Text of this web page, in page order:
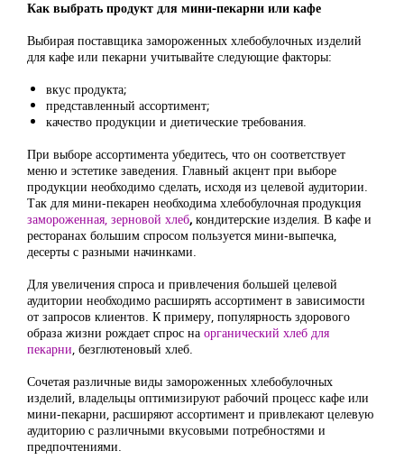
Как выбрать продукт для мини-пекарни или кафе
Выбирая поставщика замороженных хлебобулочных изделий
для кафе или пекарни учитывайте следующие факторы:
вкус продукта;
представленный ассортимент;
качество продукции и диетические требования.
При выборе ассортимента убедитесь, что он соответствует
меню и эстетике заведения. Главный акцент при выборе
продукции необходимо сделать, исходя из целевой аудитории.
Так для мини-пекарен необходима хлебобулочная продукция
замороженная, зерновой хлеб, кондитерские изделия. В кафе и
ресторанах большим спросом пользуется мини-выпечка,
десерты с разными начинками.
Для увеличения спроса и привлечения большей целевой
аудитории необходимо расширять ассортимент в зависимости
от запросов клиентов. К примеру, популярность здорового
образа жизни рождает спрос на органический хлеб для
пекарни, безглютеновый хлеб.
Сочетая различные виды замороженных хлебобулочных
изделий, владельцы оптимизируют рабочий процесс кафе или
мини-пекарни, расширяют ассортимент и привлекают целевую
аудиторию с различными вкусовыми потребностями и
предпочтениями.